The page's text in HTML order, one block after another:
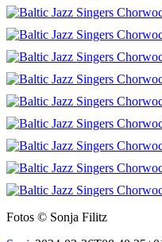
Fotos © Sonja Filitz